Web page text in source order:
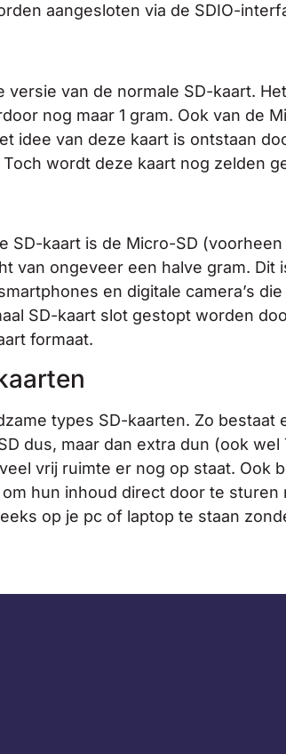
aangesloten via de SDIO-
versie van de normale SD-kaart.
nog maar 1 gram. Ook van de
idee van deze kaart is ontstaan
wordt deze kaart nog zelden
SD-kaart is de Micro-SD
van ongeveer een halve gram.
en digitale camera’s
SD-kaart slot gestopt worden
formaat.
types SD-kaarten. Zo
dus, maar dan extra dun (ook
vrij ruimte er nog op staat. Ook
hun inhoud direct door te
op je pc of laptop te staan